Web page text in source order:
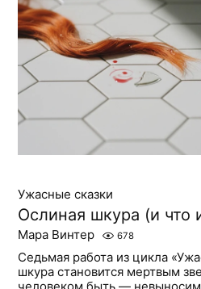
Ужасные сказки
Ослиная шкура (и что
Мара Винтер 678
Седьмая работа из цикла
шкура становится мертвым
человеком быть —